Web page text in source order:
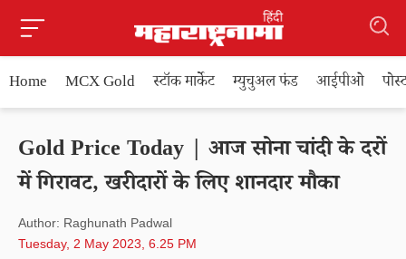
Home MCX Gold स्टॉक मार्केट म्युचुअल फंड आईपीओ
Gold Price Today | आज सोना चांदी के दरों
में गिरावट, खरीदारों के लिए शानदार मौका
Author: Raghunath Padwal
Tuesday, 2 May 2023, 6.25 PM